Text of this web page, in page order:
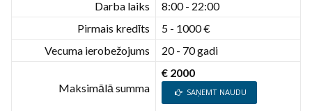
Darba laiks
8:00 - 22:00
Pirmais kredīts
5 - 1000 €
Vecuma ierobežojums
20 - 70 gadi
Maksimālā summa
€ 2000
SAŅEMT NAUDU